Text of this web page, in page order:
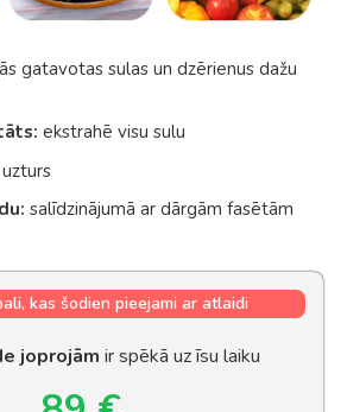
gatavotas sulas un dzērienus dažu
ekstrahē visu sulu
salīdzinājumā ar dārgām fasētām
kas šodien pieejami ar atlaidi
joprojām ir spēkā uz īsu laiku